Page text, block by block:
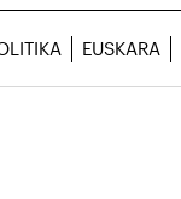
EUSKARA